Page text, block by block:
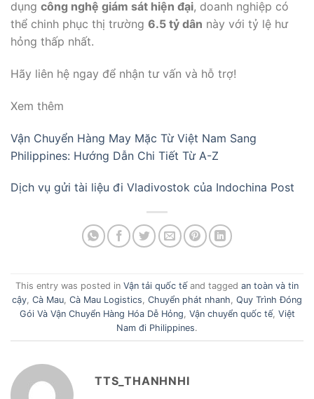
dụng công nghệ giám sát hiện đại, doanh nghiệp có
thể chinh phục thị trường 6.5 tỷ dân này với tỷ lệ hư
hỏng thấp nhất.
Hãy liên hệ ngay để nhận tư vấn và hỗ trợ!
Xem thêm
Vận Chuyển Hàng May Mặc Từ Việt Nam Sang
Philippines: Hướng Dẫn Chi Tiết Từ A-Z
Dịch vụ gửi tài liệu đi Vladivostok của Indochina Post
This entry was posted in Vận tải quốc tế and tagged an toàn và tin
cậy Cà Mau Cà Mau Logistics Chuyển phát nhanh Quy Trình Đóng
Gói Và Vận Chuyển Hàng Hóa Dễ Hỏng Vận chuyển quốc tế, Việt
Nam đi Philippines.
TTS_THANHNHI